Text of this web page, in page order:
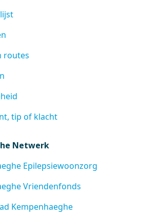
routes
tip of klacht
Netwerk
Epilepsiewoonzorg
Vriendenfonds
Kempenhaeghe